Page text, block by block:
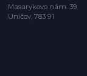
Masarykovo nám. 39
Uničov, 783 91